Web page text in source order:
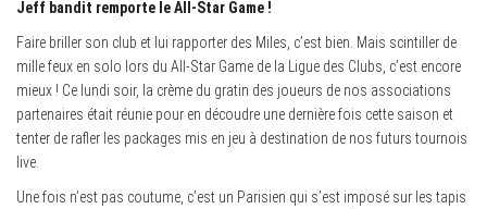
Jeff bandit remporte le All-Star Game !
Faire briller son club et lui rapporter des Miles, c’est bien. Mais scintiller de
mille feux en solo lors du All-Star Game de la Ligue des Clubs, c’est encore
mieux ! Ce lundi soir, la crème du gratin des joueurs de nos associations
partenaires était réunie pour en découdre une dernière fois cette saison et
tenter de rafler les packages mis en jeu à destination de nos futurs tournois
live.
Une fois n’est pas coutume, c’est un Parisien qui s’est imposé sur les tapis